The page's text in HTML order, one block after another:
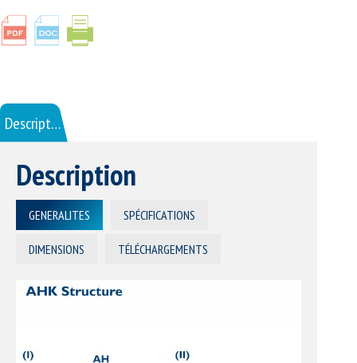
Description
Description
GENERALITES SPÉCIFICATIONS
DIMENSIONS TÉLÉCHARGEMENTS